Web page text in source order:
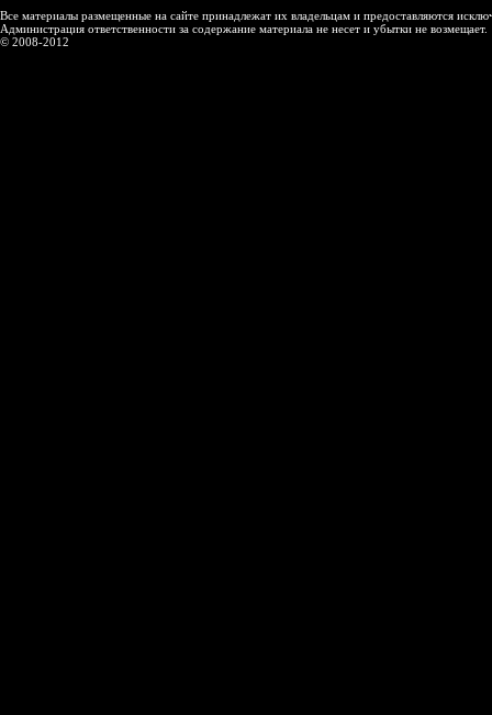
Все материалы размещенные на сайте принадлежат их владельцам и предоставляются
Администрация ответственности за содержание материала не несет и убытки не возмещает.
© 2008-2012